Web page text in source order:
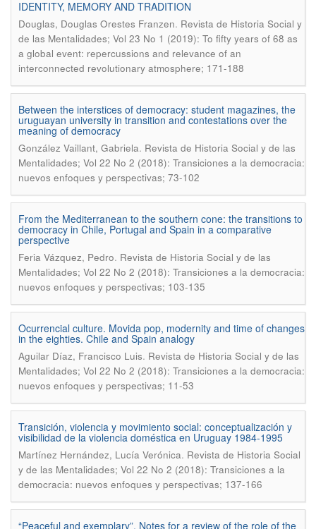
IDENTITY, MEMORY AND TRADITION
Douglas, Douglas Orestes Franzen. Revista de Historia Social y
de las Mentalidades; Vol 23 No 1 (2019): To fifty years of 68 as
a global event: repercussions and relevance of an
interconnected revolutionary atmosphere; 171-188
Between the interstices of democracy: student magazines, the
uruguayan university in transition and contestations over the
meaning of democracy
González Vaillant, Gabriela. Revista de Historia Social y de las
Mentalidades; Vol 22 No 2 (2018): Transiciones a la democracia:
nuevos enfoques y perspectivas; 73-102
From the Mediterranean to the southern cone: the transitions to
democracy in Chile, Portugal and Spain in a comparative
perspective
Feria Vázquez, Pedro. Revista de Historia Social y de las
Mentalidades; Vol 22 No 2 (2018): Transiciones a la democracia:
nuevos enfoques y perspectivas; 103-135
Ocurrencial culture. Movida pop, modernity and time of changes
in the eighties. Chile and Spain analogy
Aguilar Díaz, Francisco Luis. Revista de Historia Social y de las
Mentalidades; Vol 22 No 2 (2018): Transiciones a la democracia:
nuevos enfoques y perspectivas; 11-53
Transición, violencia y movimiento social: conceptualización y
visibilidad de la violencia doméstica en Uruguay 1984-1995
Martínez Hernández, Lucía Verónica. Revista de Historia Social
y de las Mentalidades; Vol 22 No 2 (2018): Transiciones a la
democracia: nuevos enfoques y perspectivas; 137-166
“Peaceful and exemplary”. Notes for a review of the role of the